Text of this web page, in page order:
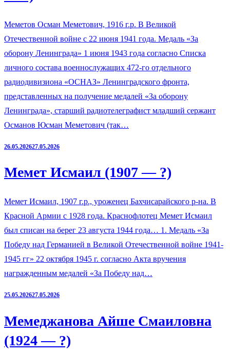
Меметов Осман Меметович, 1916 г.р. В Великой
Отечественной войне с 22 июня 1941 года. Медаль «За
оборону Ленинграда» 1 июня 1943 года согласно Списка
личного состава военнослужащих 472-го отдельного
радиодивизиона «ОСНАЗ» Ленинградского фронта,
представленных на получение медалей «За оборону
Ленинграда», старший радиотелеграфист младший сержант
Османов Юсман Меметович (так…
26.05.202627.05.2026
Мемет Исмаил (1907 — ?)
Мемет Исмаил, 1907 г.р., уроженец Бахчисарайского р-на. В
Красной Армии с 1928 года. Краснофлотец Мемет Исмаил
был списан на берег 23 августа 1944 года… 1. Медаль «За
Победу над Германией в Великой Отечественной войне 1941-
1945 гг» 22 октября 1945 г. согласно Акта вручения
награжденным медалей «За Победу над…
25.05.202627.05.2026
Мемеджанова Айше Смаиловна
(1924 — ?)